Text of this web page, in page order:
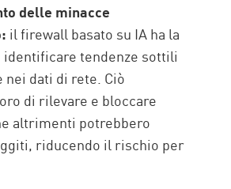
delle minacce
il firewall basato su IA ha la
identificare tendenze sottili
nei dati di rete. Ciò
di rilevare e bloccare
altrimenti potrebbero
riducendo il rischio per